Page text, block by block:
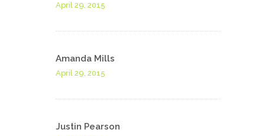
April 29, 2015
Amanda Mills
April 29, 2015
Justin Pearson